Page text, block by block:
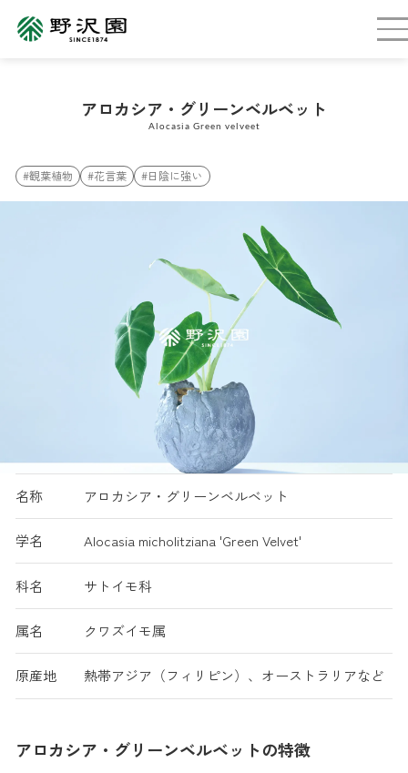
アロカシア・グリーンベルベット
Alocasia Green velveet
#観葉植物 #花言葉 #日陰に強い
名称 アロカシア・グリーンベルベット
学名 Alocasia micholitziana 'Green Velvet'
科名 サトイモ科
属名 クワズイモ属
原産地 熱帯アジア（フィリピン）、オーストラリアなど
アロカシア・グリーンベルベットの特徴